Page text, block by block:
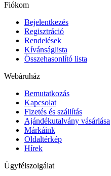
Fiókom
Bejelentkezés
Regisztráció
Rendelések
Kívánságlista
Összehasonlító lista
Webáruház
Bemutatkozás
Kapcsolat
Fizetés és szállítás
Ajándékutalvány vásárlása
Márkáink
Oldaltérkép
Hírek
Ügyfélszolgálat